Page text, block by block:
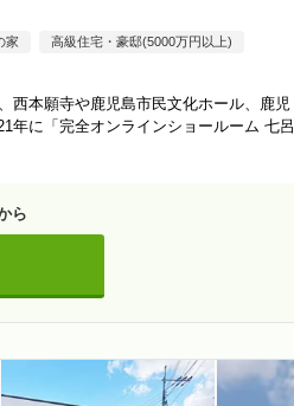
家 高級住宅・豪邸(5000万円以上)
西本願寺や鹿児島市民文化ホール、鹿児
年に「完全オンラインショールーム 七呂
ら